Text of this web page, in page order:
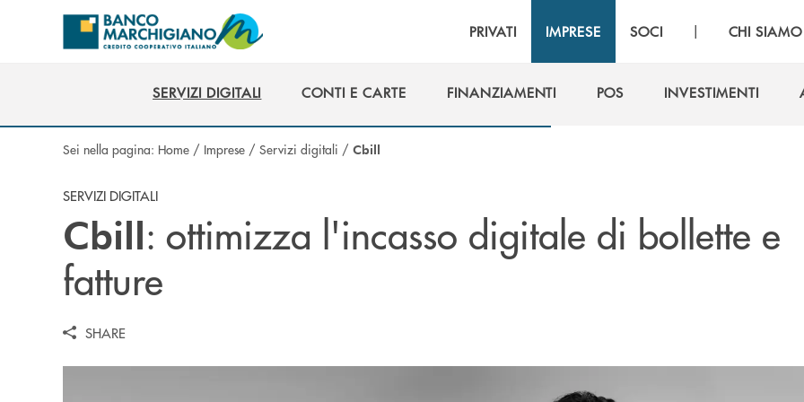
Salta al contenuto principale
PRIVATI IMPRESE SOCI | CHI SIAMO
SERVIZI DIGITALI
CONTI E CARTE
FINANZIAMENTI
POS
INVESTIMENTI
Sei nella pagina: Home / Imprese / Servizi digitali / Cbill
SERVIZI DIGITALI
Cbill: ottimizza l'incasso digitale di bollette e
fatture
SHARE